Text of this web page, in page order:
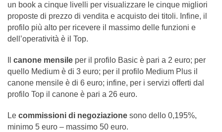
un book a cinque livelli per visualizzare le cinque migliori
proposte di prezzo di vendita e acquisto dei titoli. Infine, il
profilo più alto per ricevere il massimo delle funzioni e
dell’operatività è il Top.
canone mensile per il profilo Basic è pari a 2 euro; per
quello Medium è di 3 euro; per il profilo Medium Plus il
canone mensile è di 6 euro; infine, per i servizi offerti dal
profilo Top il canone è pari a 26 euro.
Le commissioni di negoziazione sono dello 0,195%,
minimo 5 euro – massimo 50 euro.